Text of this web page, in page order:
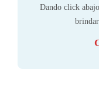
Dando click